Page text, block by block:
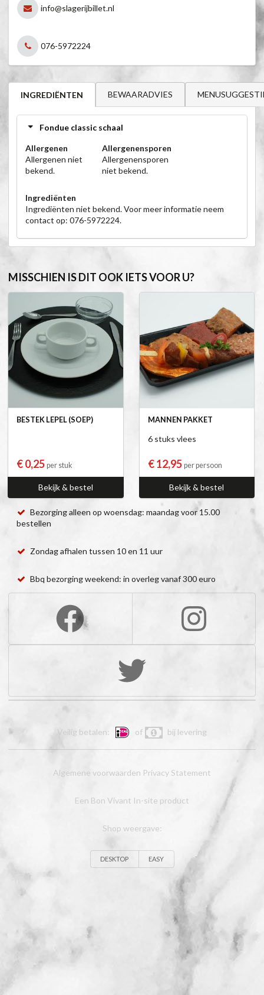
info@slagerijbillet.nl
076-5972224
INGREDIËNTEN BEWAARADVIES
Fondue classic schaal
Allergenen
Allergenen niet
bekend.
Allergenensporen
Allergenensporen
niet bekend.
Ingrediënten
Ingrediënten niet bekend. Voor meer informatie neem
contact op: 076-5972224.
MISSCHIEN IS DIT OOK IETS VOOR U?
BESTEK LEPEL (SOEP)
€ 0,25 per stuk
Bekijk & bestel
MANNEN PAKKET
6 stuks vlees
€ 12,95 per persoon
Bekijk & bestel
Bezorging alleen op woensdag: maandag voor 15.00
bestellen
Zondag afhalen tussen 10 en 11 uur
Bbq bezorging weekend: in overleg vanaf 300 euro
Veilig betalen: of bij levering
Algemene voorwaarden Privacy Statement
Een Bon Vivant In-site product
Shop weergave:
DESKTOP EASY